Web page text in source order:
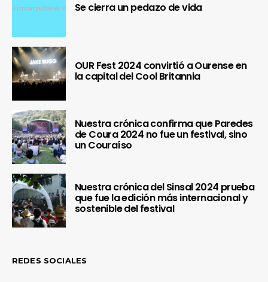
Se cierra un pedazo de vida
OUR Fest 2024 convirtió a Ourense en
la capital del Cool Britannia
Nuestra crónica confirma que Paredes
de Coura 2024 no fue un festival, sino
un Couraíso
Nuestra crónica del Sinsal 2024 prueba
que fue la edición más internacional y
sostenible del festival
REDES SOCIALES